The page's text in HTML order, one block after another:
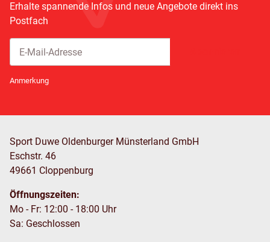
Erhalte spannende Infos und neue Angebote direkt ins
Postfach
Anmerkung
Sport Duwe Oldenburger Münsterland GmbH
Eschstr. 46
49661 Cloppenburg
Öffnungszeiten:
Mo - Fr: 12:00 - 18:00 Uhr
Sa: Geschlossen